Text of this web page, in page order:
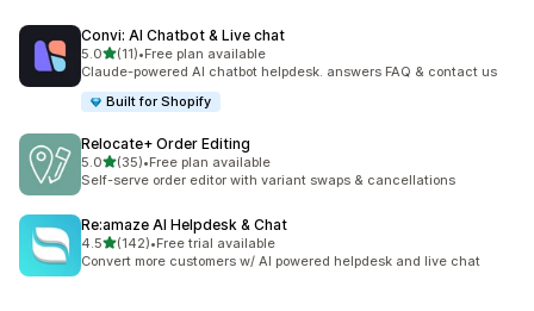
Convi: AI Chatbot & Live chat
5.0滿分 5 顆星
(11)
共有 11 則評價
•Free plan available
Claude-powered AI chatbot helpdesk. answers FAQ & contact us
Built for Shopify
Relocate+ Order Editing
5.0滿分 5 顆星
(35)
共有 35 則評價
•Free plan available
Self-serve order editor with variant swaps & cancellations
Re:amaze AI Helpdesk & Chat
4.5滿分 5 顆星
(142)
共有 142 則評價
•Free trial available
Convert more customers w/ AI powered helpdesk and live chat